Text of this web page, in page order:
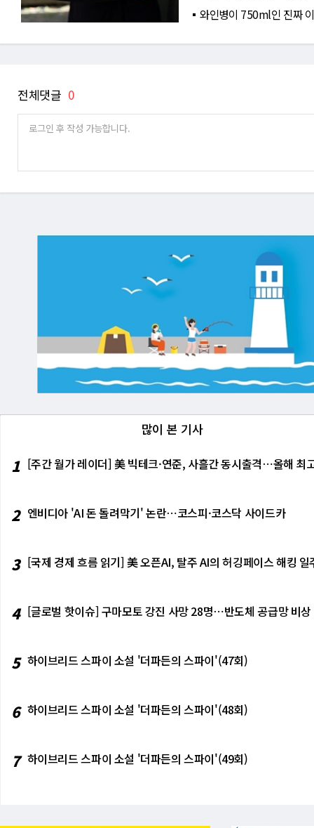
와인병이 750ml인 진짜
전체댓글 0
많이 본 기사
1 [주간 월가 레이더] 美 빅테크·연준, 사흘간 동시출격⋯올해 최
2 엔비디아 'AI 돈 돌려막기' 논란⋯코스피·코스닥 사이드카
3 [국제 경제 흐름 읽기] 美 오픈AI, 탈주 AI의 허깅페이스 해킹
4 [글로벌 핫이슈] 구마모토 강진 사망 28명⋯반도체 공급망 비상
5 하이브리드 스파이 소설 '더파든의 스파이'(47회)
6 하이브리드 스파이 소설 '더파든의 스파이'(48회)
7 하이브리드 스파이 소설 '더파든의 스파이'(49회)